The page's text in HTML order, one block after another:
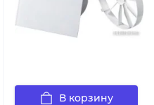
В корзину